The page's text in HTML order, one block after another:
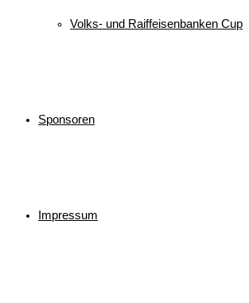
Volks- und Raiffeisenbanken Cup
Sponsoren
Impressum